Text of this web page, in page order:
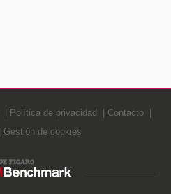
Política de privacidad
Contacto
Gestión de cookies